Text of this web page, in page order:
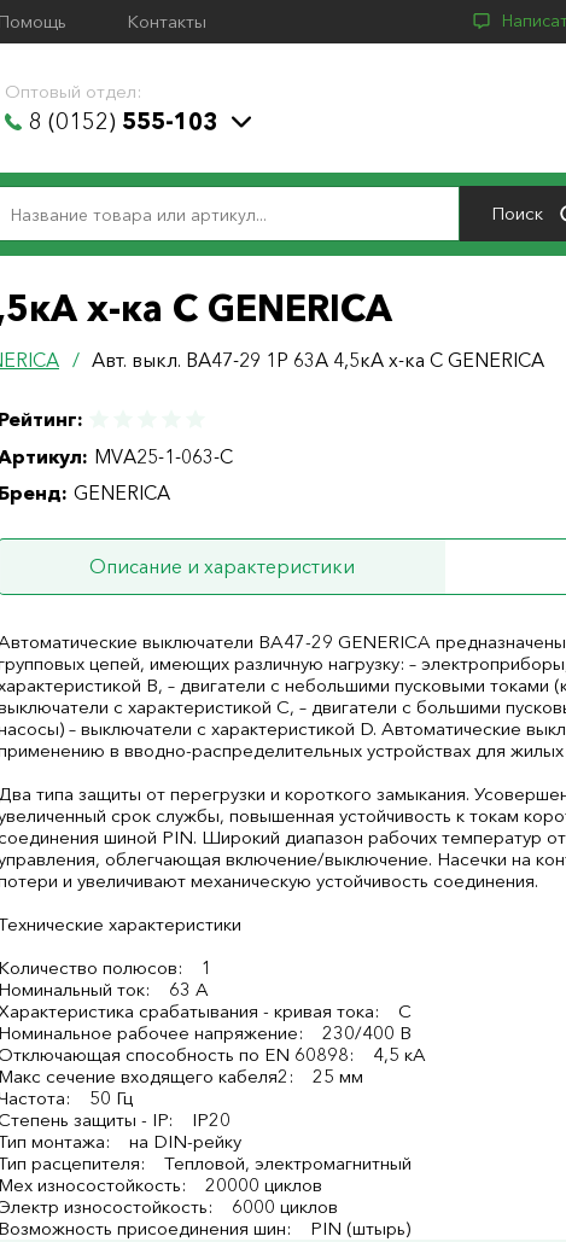
Помощь Контакты
Оптовый отдел:
8 (0152) 555-103
Поиск
х-ка С GENERICA
/ Авт. выкл. ВА47-29 1Р 63А 4,5кА х-ка С GENERICA
Рейтинг:
MVA25-1-063-C
Бренд: GENERICA
Описание и характеристики
выключатели ВА47-29 GENERICA
цепей, имеющих различную нагрузку: –
В, – двигатели с небольшими пусковыми токами
с характеристикой C, – двигатели с большими
– выключатели с характеристикой D. Автоматические
в вводно-распределительных устройствах для
типа защиты от перегрузки и короткого замыкания.
срок службы, повышенная устойчивость к токам
шиной PIN. Широкий диапазон рабочих температур
облегчающая включение/выключение. Насечки на
и увеличивают механическую устойчивость соединения.
характеристики
Количество полюсов: 1
Номинальный ток: 63 А
срабатывания - кривая тока: C
Номинальное рабочее напряжение: 230/400 В
Отключающая способность по EN 60898: 4,5 кА
Макс сечение входящего кабеля2: 25 мм
50 Гц
Степень защиты - IP: IP20
монтажа: на DIN-рейку
расцепителя: Тепловой, электромагнитный
Мех износостойкость: 20000 циклов
износостойкость: 6000 циклов
Возможность присоединения шин: PIN (штырь)